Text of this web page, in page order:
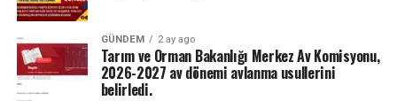
GÜNDEM 2 ay ago
Tarım ve Orman Bakanlığı Merkez Av Komisyonu,
2026-2027 av dönemi avlanma usullerini
belirledi.